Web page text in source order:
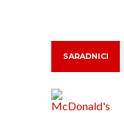
SARADNICI